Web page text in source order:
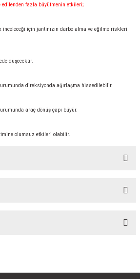
edilenden fazla büyütmenin etkileri;
inceleceği için jantınızın darbe alma ve eğilme riskleri
düşecektir.
direksiyonda ağırlaşma hissedilebilir.
araç dönüş çapı büyür.
olumsuz etkileri olabilir.
ilk yorumu siz yapın!
ederiz.